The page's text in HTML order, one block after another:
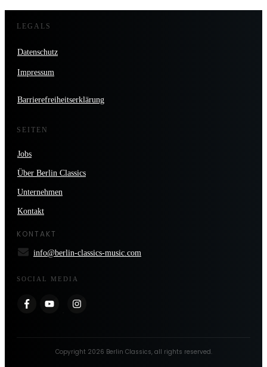
LEGALS
Datenschutz
Impressum
Barrierefreiheitserklärung
SEITEN
Jobs
Über Berlin Classics
Unternehmen
Kontakt
KONTAKT
info@berlin-classics-music.com
SOCIAL MEDIA
Copyright 2026 Berlin Classics, all rights reserved.